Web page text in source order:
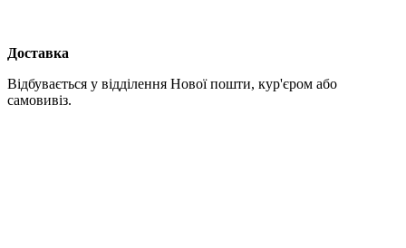
Доставка
Відбувається у відділення Нової пошти, кур'єром або
самовивіз.